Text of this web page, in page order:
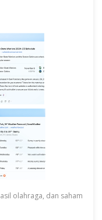
olahraga, dan saham